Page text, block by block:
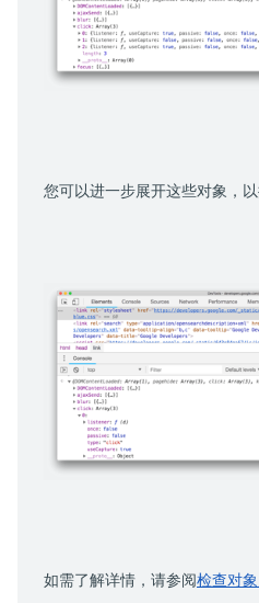
您可以进一步展开这些对象，以
如需了解详情，请参阅检查对